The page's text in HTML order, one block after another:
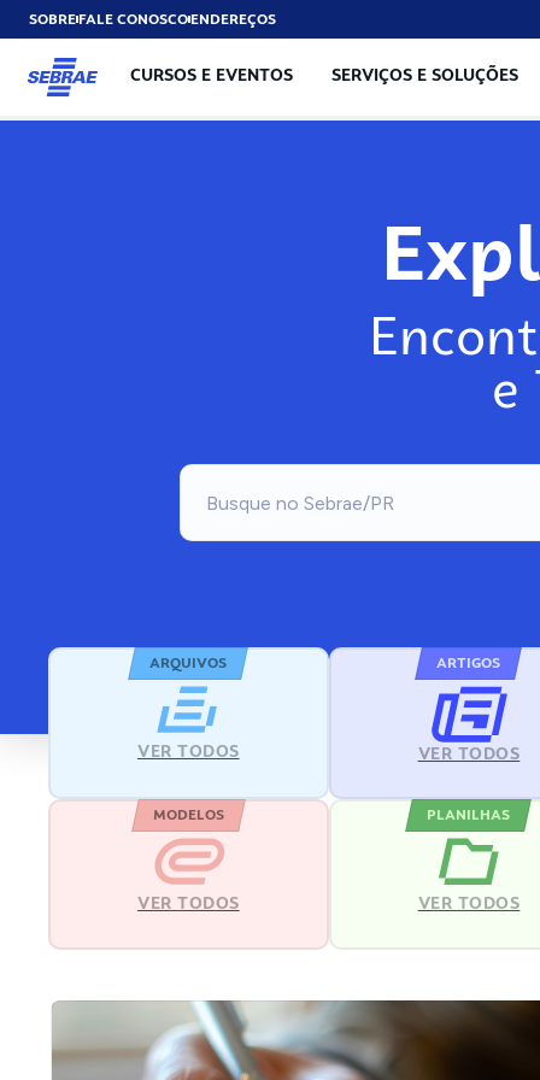
SOBREFALE CONOSCOENDEREÇOS
CURSOS E EVENTOS SERVIÇOS E SOLUÇÕES
e
ARQUIVOS
VER TODOS
ARTIGOS
VER TODOS
MODELOS
VER TODOS
PLANILHAS
VER TODOS